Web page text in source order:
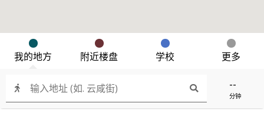
--
分钟
我的地方 附近楼盘 学校 更多